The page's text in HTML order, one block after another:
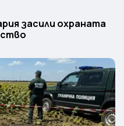
засили охраната